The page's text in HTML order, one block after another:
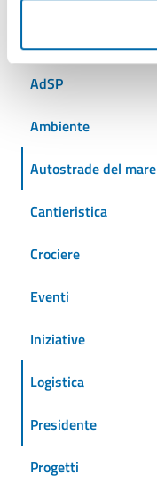
AdSP
Ambiente
Autostrade del mare
Cantieristica
Crociere
Eventi
Iniziative
Logistica
Presidente
Progetti